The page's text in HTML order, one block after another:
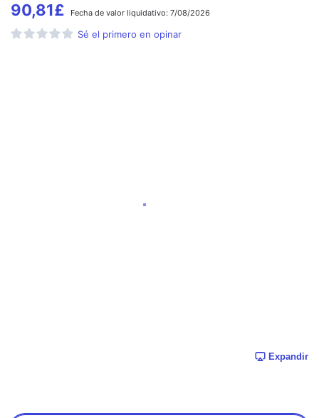
90,81£ Fecha de valor liquidativo: 7/08/2026
Sé el primero en opinar
Expandir